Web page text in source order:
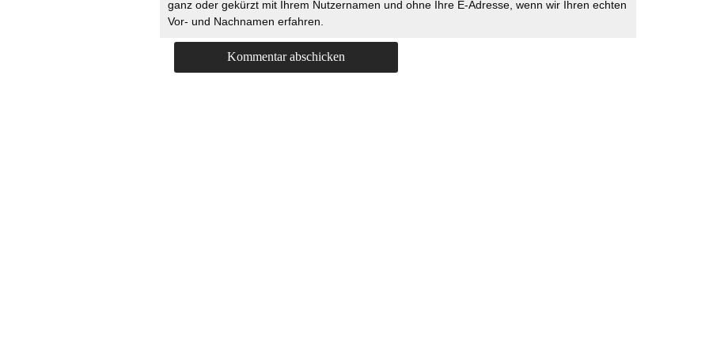
ganz oder gekürzt mit Ihrem Nutzernamen und ohne Ihre E-Adresse, wenn wir Ihren echten
Vor- und Nachnamen erfahren.